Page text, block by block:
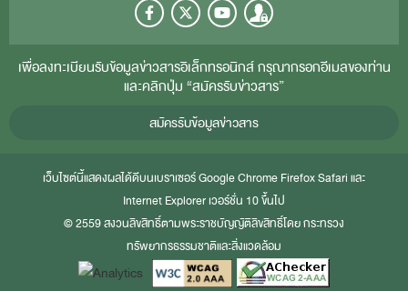
เพื่อลงทะเบียนรับข้อมูลข่าวสารอิเล็กทรอนิกส์ กรุณากรอกอีเมลของท่าน
และคลิกปุ่ม “สมัครรับข่าวสาร”
สมัครรับข้อมูลข่าวสาร
เว็บไซต์นี้แสดงผลได้ดีบนเบราเซอร์Google Chrome FirefoxSafari และ
Internet Explorer เวอร์ชั่น 10 ขึ้นไป
© 2559 สงวนลิขสิทธิ์ตามพระราชบัญญัติลิขสิทธิ์โดย กระทรวง
ทรัพยากรธรรมชาติและสิ่งแวดล้อม